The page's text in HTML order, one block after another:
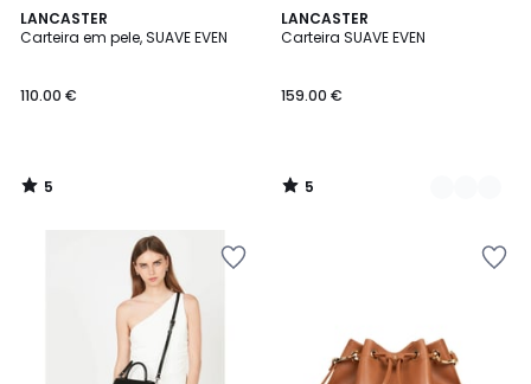
LANCASTER
Carteira em pele, SUAVE EVEN
110.00 €
5
/
5
/
LANCASTER
Carteira SUAVE EVEN
159.00 €
5
/
2
Cores
5
/